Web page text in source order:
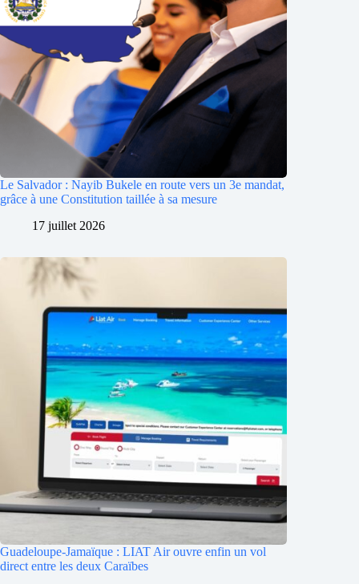
Le Salvador : Nayib Bukele en route vers un 3e mandat,
grâce à une Constitution taillée à sa mesure
17 juillet 2026
Guadeloupe-Jamaïque : LIAT Air ouvre enfin un vol
direct entre les deux Caraïbes